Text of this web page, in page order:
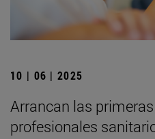
10 | 06 | 2025
Arrancan las
profesionales